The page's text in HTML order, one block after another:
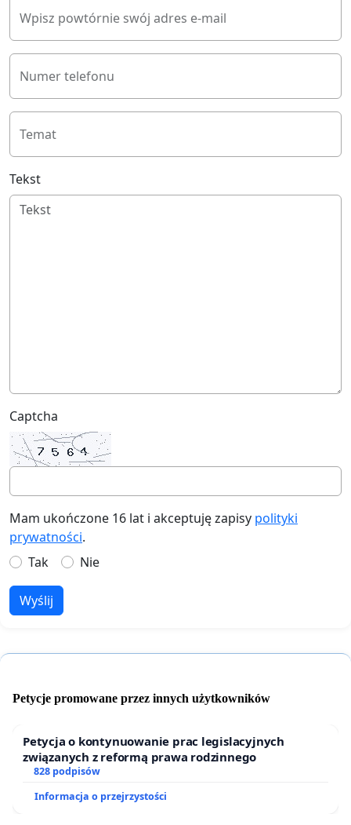
Wpisz powtórnie swój adres e-mail
Numer telefonu
Temat
Tekst
Captcha
Mam ukończone 16 lat i akceptuję zapisy polityki
prywatności.
Tak
Nie
Wyślij
Petycje promowane przez innych użytkowników
Petycja o kontynuowanie prac legislacyjnych
związanych z reformą prawa rodzinnego
828 podpisów
Informacja o przejrzystości